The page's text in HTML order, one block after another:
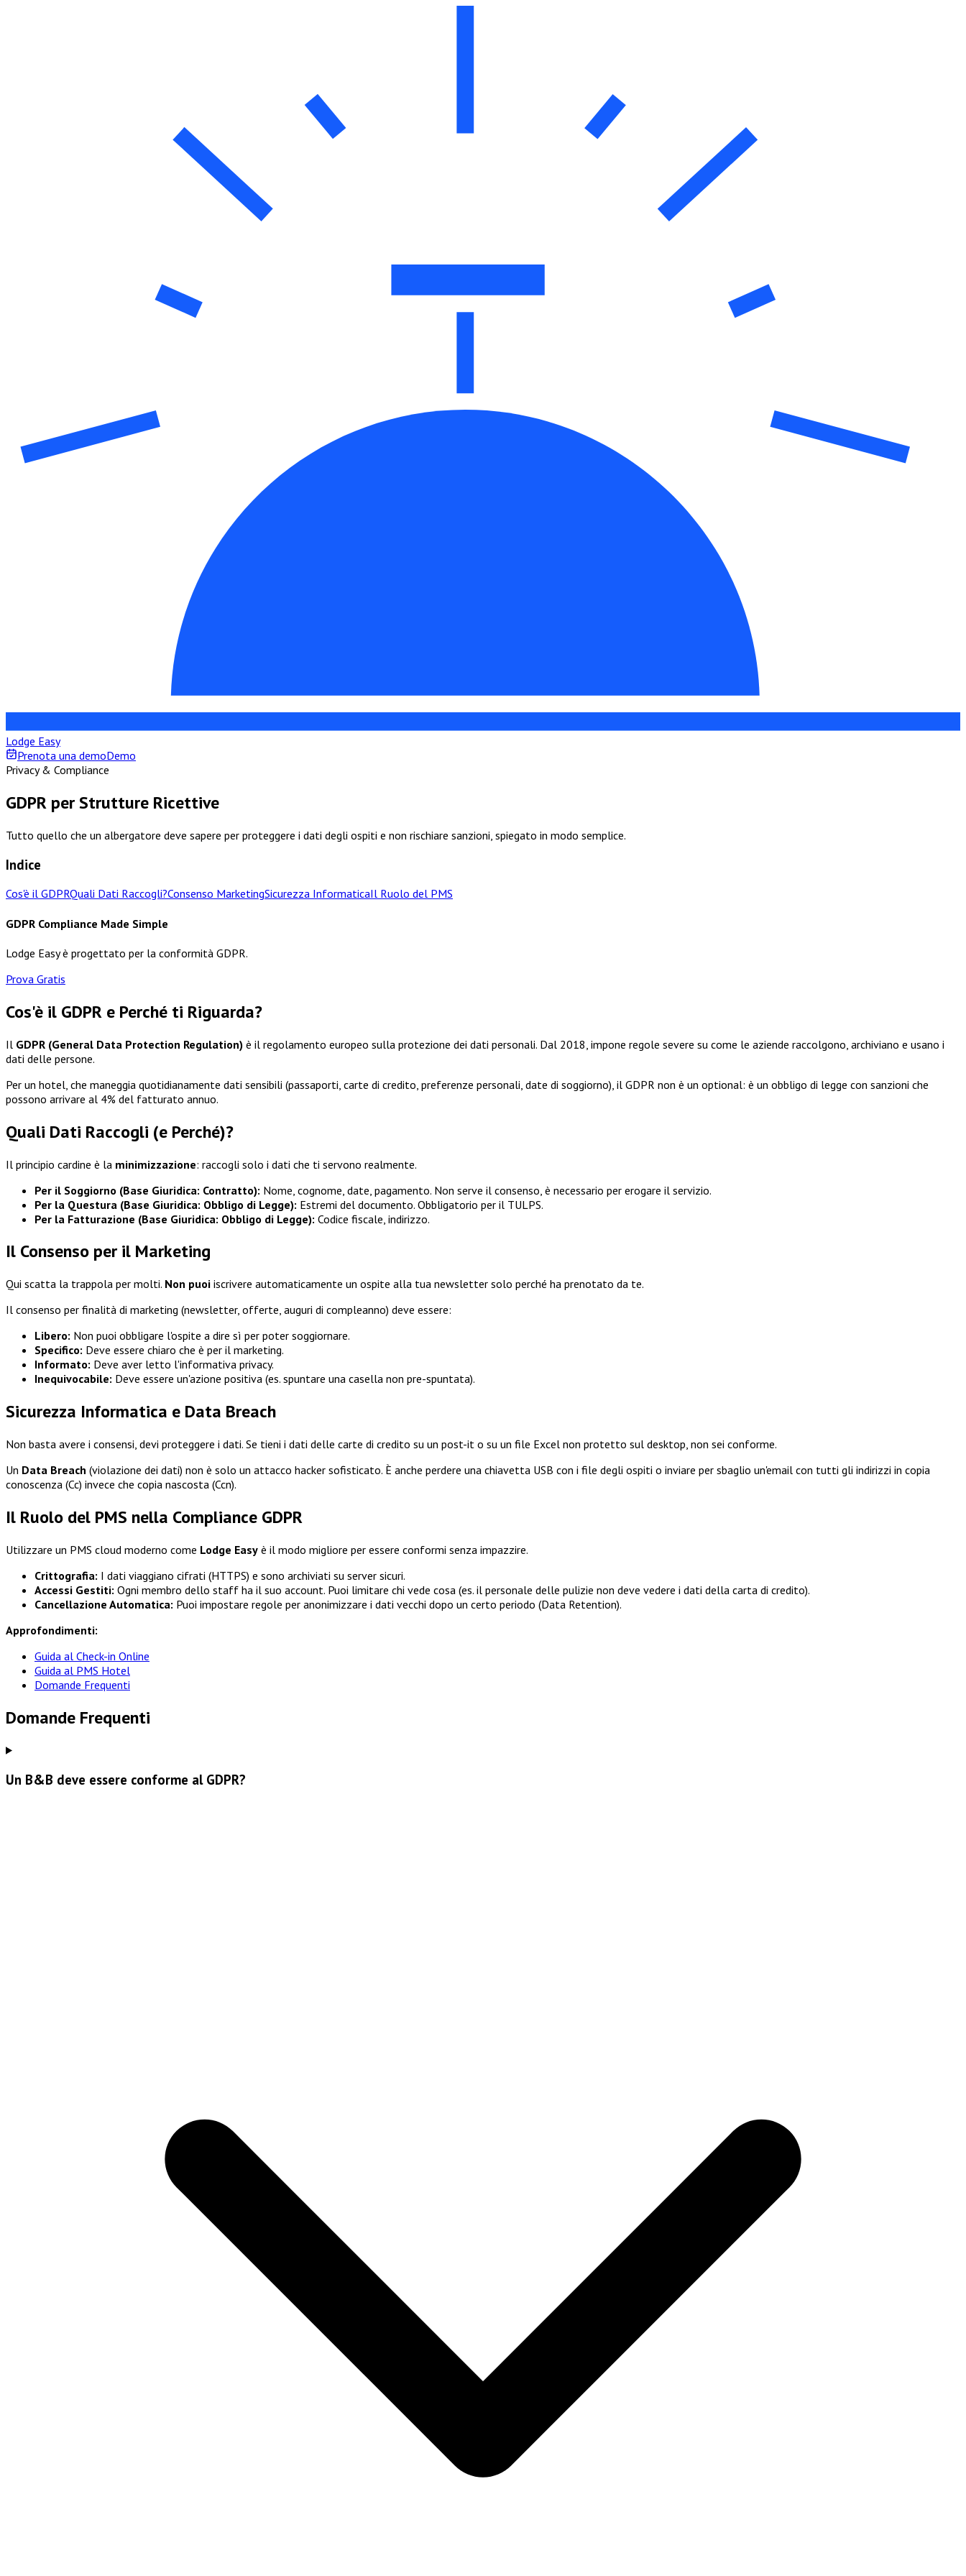
Lodge Easy
Prenota una demoDemo
Privacy & Compliance
GDPR perStrutture Ricettive
Tutto quello che un albergatore deve sapere per proteggere i dati degli ospiti e non rischiare sanzioni, spiegato in modo semplice.
Indice
Cos'è il GDPRQuali Dati Raccogli?Consenso MarketingSicurezza InformaticaIl Ruolo del PMS
GDPR Compliance Made Simple
Lodge Easy è progettato per la conformità GDPR.
Prova Gratis
Cos'è il GDPR e Perché ti Riguarda?
Il GDPR (General Data Protection Regulation) è il regolamento europeo sulla protezione dei dati personali. Dal 2018, impone regole severe su come le aziende raccolgono, archiviano e usano i
dati delle persone.
Per un hotel, che maneggia quotidianamente dati sensibili (passaporti, carte di credito, preferenze personali, date di soggiorno), il GDPR non è un optional: è un obbligo di legge con sanzioni che
possono arrivare al 4% del fatturato annuo.
Quali Dati Raccogli (e Perché)?
Il principio cardine è la minimizzazione: raccogli solo i dati che ti servono realmente.
Per il Soggiorno (Base Giuridica: Contratto): Nome, cognome, date, pagamento. Non serve il consenso, è necessario per erogare il servizio.
Per la Questura (Base Giuridica: Obbligo di Legge): Estremi del documento. Obbligatorio per il TULPS.
Per la Fatturazione (Base Giuridica: Obbligo di Legge): Codice fiscale, indirizzo.
Il Consenso per il Marketing
Qui scatta la trappola per molti. Non puoi iscrivere automaticamente un ospite alla tua newsletter solo perché ha prenotato da te.
Il consenso per finalità di marketing (newsletter, offerte, auguri di compleanno) deve essere:
Libero: Non puoi obbligare l'ospite a dire sì per poter soggiornare.
Specifico: Deve essere chiaro che è per il marketing.
Informato: Deve aver letto l'informativa privacy.
Inequivocabile: Deve essere un'azione positiva (es. spuntare una casella non pre-spuntata).
Sicurezza Informatica e Data Breach
Non basta avere i consensi, devi proteggere i dati. Se tieni i dati delle carte di credito su un post-it o su un file Excel non protetto sul desktop, non sei conforme.
Un Data Breach (violazione dei dati) non è solo un attacco hacker sofisticato. È anche perdere una chiavetta USB con i file degli ospiti o inviare per sbaglio un'email con tutti gli indirizzi in copia
conoscenza (Cc) invece che copia nascosta (Ccn).
Il Ruolo del PMS nella Compliance GDPR
Utilizzare un PMS cloud moderno come Lodge Easy è il modo migliore per essere conformi senza impazzire.
Crittografia: I dati viaggiano cifrati (HTTPS) e sono archiviati su server sicuri.
Accessi Gestiti: Ogni membro dello staff ha il suo account. Puoi limitare chi vede cosa (es. il personale delle pulizie non deve vedere i dati della carta di credito).
Cancellazione Automatica: Puoi impostare regole per anonimizzare i dati vecchi dopo un certo periodo (Data Retention).
Approfondimenti:
Guida al Check-in Online
Guida al PMS Hotel
Domande Frequenti
Domande Frequenti
Un B&B deve essere conforme al GDPR?